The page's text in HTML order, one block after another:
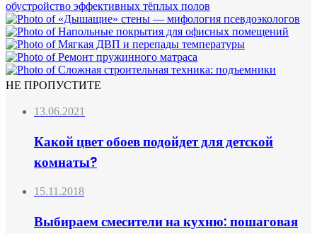
НЕ ПРОПУСТИТЕ
13.06.2021
Какой цвет обоев подойдет для детской
комнаты?
15.11.2018
Выбираем смесители на кухню: пошаговая